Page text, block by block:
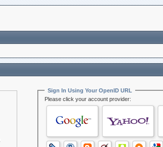
Sign In Using Your OpenID URL
Please click your account provider: